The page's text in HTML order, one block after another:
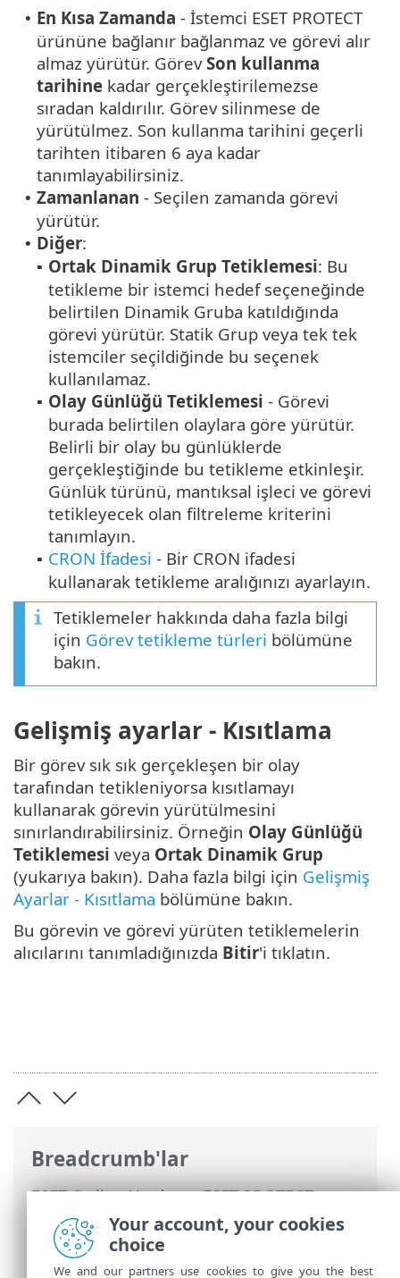
Breadcrumb'lar
ESET Online Yardım>ESET PROTECT>
ESET PROTECT Ürününü Kullanma>ESET
PROTECT Ana Menü
Görevler
Görevleri
> İstemci Görevi Tetiklemeleri
• En Kısa Zamanda - İstemci ESET PROTECT
ürününe bağlanır bağlanmaz ve görevi alır
almaz yürütür. GörevSon kullanma
tarihine kadar gerçekleştirilemezse
sıradan kaldırılır. Görev silinmese de
yürütülmez. Son kullanma tarihini geçerli
tarihten itibaren 6 aya kadar
tanımlayabilirsiniz.
• Zamanlanan - Seçilen zamanda görevi
yürütür.
• Diğer:
▪ Ortak Dinamik Grup Tetiklemesi: Bu
tetikleme bir istemci hedef seçeneğinde
belirtilen Dinamik Gruba katıldığında
görevi yürütür. Statik Grup veya tek tek
istemciler seçildiğinde bu seçenek
kullanılamaz.
▪ Olay Günlüğü Tetiklemesi - Görevi
burada belirtilen olaylara göre yürütür.
Belirli bir olay bu günlüklerde
gerçekleştiğinde bu tetikleme etkinleşir.
Günlük türünü, mantıksal işleci ve görevi
tetikleyecek olan filtreleme kriterini
tanımlayın.
▪ CRON İfadesi - Bir CRON ifadesi
kullanarak tetikleme aralığınızı ayarlayın.
Tetiklemeler hakkında daha fazla bilgi
için Görev tetikleme türleri bölümüne
bakın.
Gelişmiş ayarlar - Kısıtlama
Bir görev sık sık gerçekleşen bir olay
tarafından tetikleniyorsa kısıtlamayı
kullanarak görevin yürütülmesini
sınırlandırabilirsiniz. Örneğin Olay Günlüğü
Tetiklemesi veya Ortak Dinamik Grup
(yukarıya bakın). Daha fazla bilgi için Gelişmiş
Ayarlar - Kısıtlama bölümüne bakın.
Bu görevin ve görevi yürüten tetiklemelerin
alıcılarını tanımladığınızda Bitir'i tıklatın.
Your account, your cookies
choice
We and our partners use cookies to give you the best